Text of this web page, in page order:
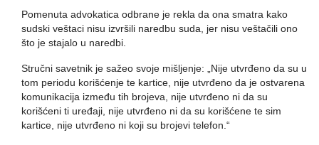
Pomenuta advokatica odbrane je rekla da ona smatra kako
sudski veštaci nisu izvršili naredbu suda, jer nisu veštačili ono
što je stajalo u naredbi.
Stručni savetnik je sažeo svoje mišljenje: „Nije utvrđeno da su u
tom periodu korišćenje te kartice, nije utvrđeno da je ostvarena
komunikacija između tih brojeva, nije utvrđeno ni da su
korišćeni ti uređaji, nije utvrđeno ni da su korišćene te sim
kartice, nije utvrđeno ni koji su brojevi telefon.“